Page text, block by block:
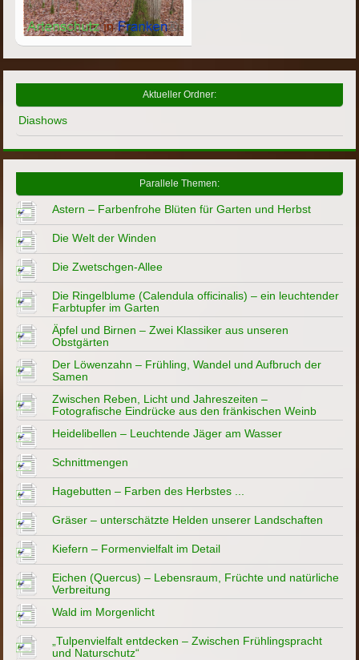
Aktueller Ordner:
Diashows
Parallele Themen:
Astern – Farbenfrohe Blüten für Garten und Herbst
Die Welt der Winden
Die Zwetschgen-Allee
Die Ringelblume (Calendula officinalis) – ein leuchtender
Farbtupfer im Garten
Äpfel und Birnen – Zwei Klassiker aus unseren
Obstgärten
Der Löwenzahn – Frühling, Wandel und Aufbruch der
Samen
Zwischen Reben, Licht und Jahreszeiten –
Fotografische Eindrücke aus den fränkischen Weinb
Heidelibellen – Leuchtende Jäger am Wasser
Schnittmengen
Hagebutten – Farben des Herbstes ...
Gräser – unterschätzte Helden unserer Landschaften
Kiefern – Formenvielfalt im Detail
Eichen (Quercus) – Lebensraum, Früchte und natürliche
Verbreitung
Wald im Morgenlicht
„Tulpenvielfalt entdecken – Zwischen Frühlingspracht
und Naturschutz“